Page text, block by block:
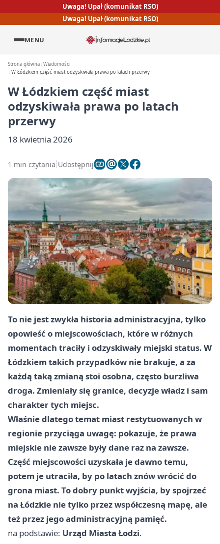
Uwaga! Upał (komunikat RSO)
Uwaga! Upał (komunikat RSO)
MENU
Strona główna Wiadomości
W Łódzkiem część miast odzyskiwała prawa po latach przerwy
W Łódzkiem część miast
odzyskiwała prawa po latach
przerwy
18 kwietnia 2026
1 min czytania Udostępnij
To nie jest zwykła historia administracyjna, tylko
opowieść o miejscowościach, które w różnych
momentach traciły i odzyskiwały miejski status. W
Łódzkiem takich przypadków nie brakuje, a za
każdą taką zmianą stoi osobna, często burzliwa
droga. Zmieniały się granice, decyzje władz i sam
charakter tych miejsc.
Właśnie dlatego temat miast restytuowanych w
regionie przyciąga uwagę: pokazuje, że prawa
miejskie nie zawsze były dane raz na zawsze.
Część miejscowości uzyskała je dawno temu,
potem je utraciła, by po latach znów wrócić do
grona miast. To dobry punkt wyjścia, by spojrzeć
na Łódzkie nie tylko przez współczesną mapę, ale
też przez jego administracyjną pamięć.
na podstawie: Urząd Miasta Łodzi.